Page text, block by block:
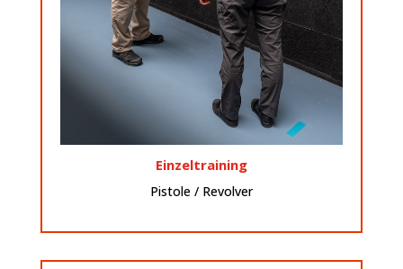
Einzeltraining
Pistole / Revolver
Du bist Polizist, Soldat, Jäger oder
Sportschütze und Du möchtest
• Deine Schießfertigkeiten verbessern?
• bessere Ergebnisse bei Kontrollübungen
erzielen?
• engere Schussbilder schießen?